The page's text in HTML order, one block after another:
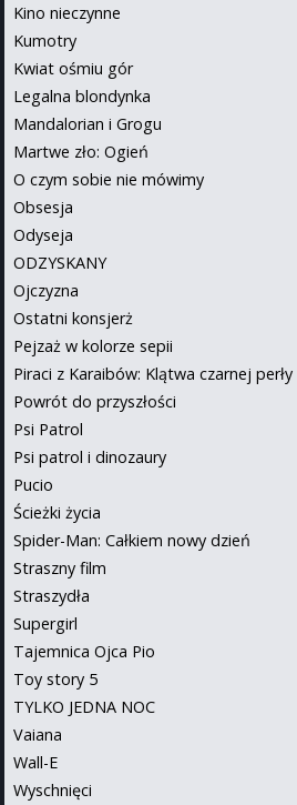
Kino nieczynne
Kumotry
Kwiat ośmiu gór
Legalna blondynka
Mandalorian i Grogu
Martwe zło: Ogień
O czym sobie nie mówimy
Obsesja
Odyseja
ODZYSKANY
Ojczyzna
Ostatni konsjerż
Pejzaż w kolorze sepii
Piraci z Karaibów: Klątwa czarnej perły
Powrót do przyszłości
Psi Patrol
Psi patrol i dinozaury
Pucio
Ścieżki życia
Spider-Man: Całkiem nowy dzień
Straszny film
Straszydła
Supergirl
Tajemnica Ojca Pio
Toy story 5
TYLKO JEDNA NOC
Vaiana
Wall-E
Wyschnięci